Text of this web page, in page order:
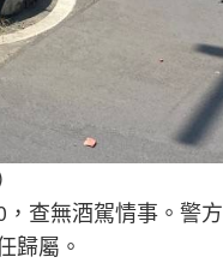
查無酒駕情事。警方
歸屬。